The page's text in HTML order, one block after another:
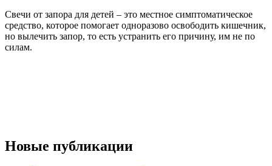
Свечи от запора для детей – это местное симптоматическое
средство, которое помогает одноразово освободить кишечник,
но вылечить запор, то есть устранить его причину, им не по
силам.
Новые публикации